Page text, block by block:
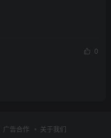
0
广告合作 关于我们